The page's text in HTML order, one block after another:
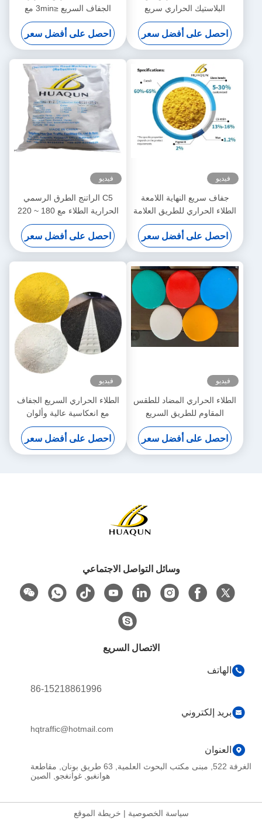
الحراري سريع
خصائص عاكسة
من الراتنج
علامات دائمة
الطريق
أفضل سعر
الجفاف السريع ≤3min مع
مقاومة درجات الحرارة العالية
180-220 °C والألوان القابلة
للتخصيص
احصل على أفضل سعر
اللامعة
للطريق العلامة
الطرق العلامة
أفضل سعر
C5 الراتنج الطرق الرسمي
الحرارية الطلاء مع 180 ~ 220
°C درجة حرارة التطبيق
والجفاف السريع (3 دقائق)
لخطوط الطرق القوية
احصل على أفضل سعر
المضاد للطقس
السريع
أفضل سعر
الطلاء الحراري السريع الجفاف
مع انعكاسية عالية وألوان
مخصصة لتحسين الرؤية
احصل على أفضل سعر
وسائل التواصل الاجتماعي
86-15218861996
hqtraffic@hotmail.com
الغرفة 522, مبنى مكتب البحوث العلمية, 63 طريق بونان, مقاطعة
هوانغبو, غوانغجو, الصين
خريطة الموقع